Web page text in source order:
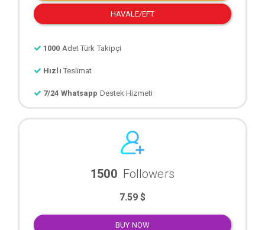
HAVALE/EFT
1000 Adet Türk Takipçi
Hızlı Teslimat
7/24 Whatsapp Destek Hizmeti
1500 Followers
7.59 $
BUY NOW